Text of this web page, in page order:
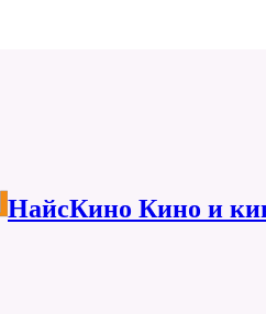
НайсКино Кино и